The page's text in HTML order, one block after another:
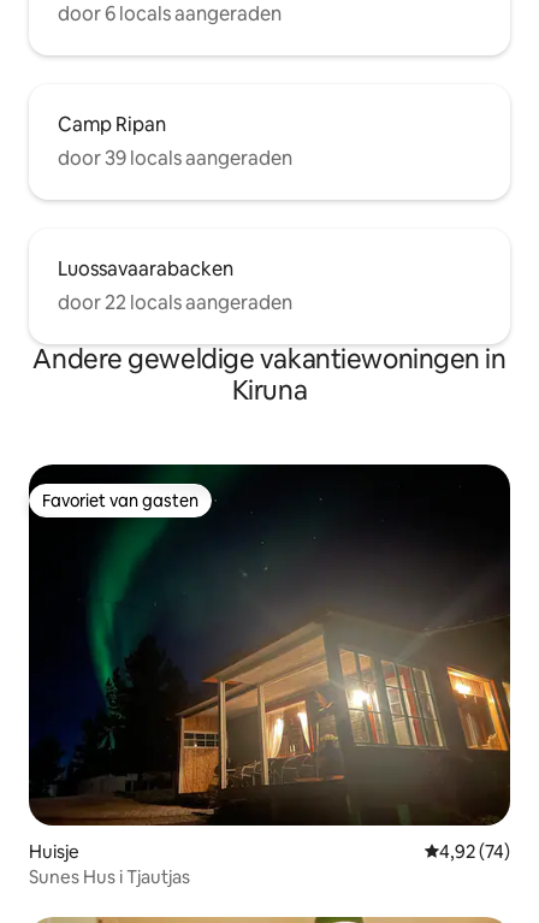
door 6 locals aangeraden
Camp Ripan
door 39 locals aangeraden
Luossavaarabacken
door 22 locals aangeraden
Andere geweldige vakantiewoningen in
Kiruna
Favoriet van gasten
Favoriet van gasten
Huisje Gemiddelde
4,92 (74)
Sunes Hus i Tjautjas